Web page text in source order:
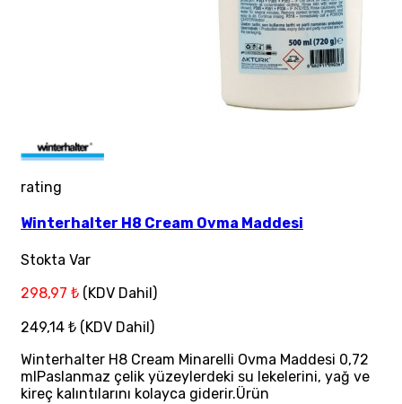
rating
Winterhalter H8 Cream Ovma Maddesi
Stokta Var
298,97 ₺ (KDV Dahil)
249,14 ₺ (KDV Dahil)
Winterhalter H8 Cream Minarelli Ovma Maddesi 0,72
mlPaslanmaz çelik yüzeylerdeki su lekelerini, yağ ve
kireç kalıntılarını kolayca giderir.Ürün